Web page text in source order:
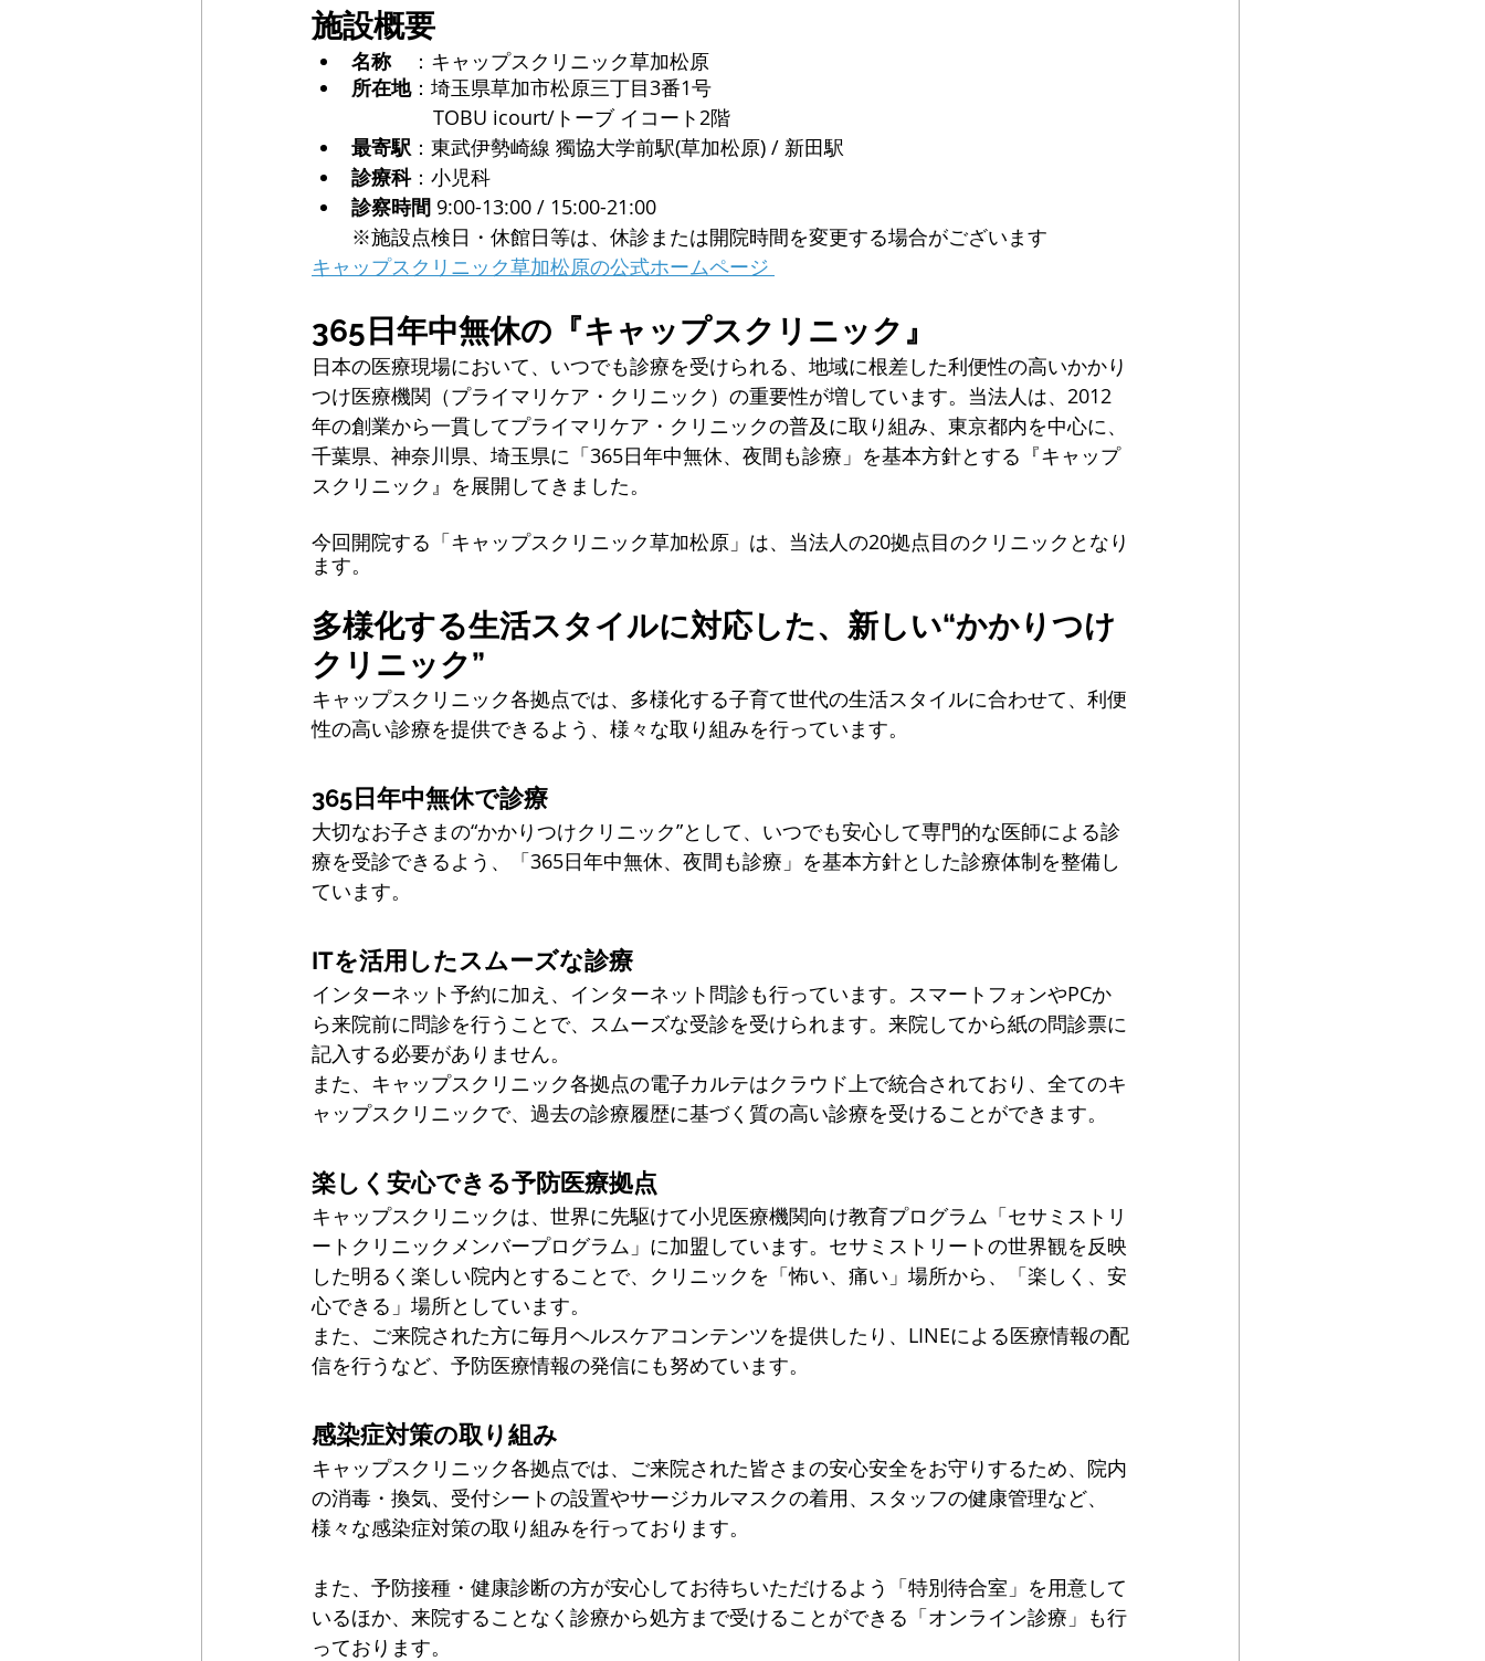
施設概要
名称 ：キャップスクリニック草加松原
所在地：埼玉県草加市松原三丁目3番1号
TOBU icourt/トーブ イコート2階
最寄駅 ：東武伊勢崎線 獨協大学前駅(草加松原) / 新田駅
診療科：小児科
診察時間 9:00-13:00 / 15:00-21:00
※施設点検日・休館日等は、休診または開院時間を変更する場合がございます
キャップスクリニック草加松原の公式ホームページ
365日年中無休の『キャップスクリニック』
日本の医療現場において、いつでも診療を受けられる、地域に根差した利便性の高いかかり
つけ医療機関（プライマリケア・クリニック）の重要性が増しています。当法人は、2012
年の創業から一貫してプライマリケア・クリニックの普及に取り組み、東京都内を中心に、
千葉県、神奈川県、埼玉県に「365日年中無休、夜間も診療」を基本方針とする『キャップ
スクリニック』を展開してきました。
今回開院する「キャップスクリニック草加松原」は、当法人の20拠点目のクリニックとなり
ます。
多様化する生活スタイルに対応した、新しい“かかりつけ
クリニック”
キャップスクリニック各拠点では、多様化する子育て世代の生活スタイルに合わせて、利便
性の高い診療を提供できるよう、様々な取り組みを行っています。
365日年中無休で診療
大切なお子さまの“かかりつけクリニック”として、いつでも安心して専門的な医師による診
療を受診できるよう、「365日年中無休、夜間も診療」を基本方針とした診療体制を整備し
ています。
ITを活用したスムーズな診療
インターネット予約に加え、インターネット問診も行っています。スマートフォンやPCか
ら来院前に問診を行うことで、スムーズな受診を受けられます。来院してから紙の問診票に
記入する必要がありません。
また、キャップスクリニック各拠点の電子カルテはクラウド上で統合されており、全てのキ
ャップスクリニックで、過去の診療履歴に基づく質の高い診療を受けることができます。
楽しく安心できる予防医療拠点
キャップスクリニックは、世界に先駆けて小児医療機関向け教育プログラム「セサミストリ
ートクリニックメンバープログラム」に加盟しています。セサミストリートの世界観を反映
した明るく楽しい院内とすることで、クリニックを「怖い、痛い」場所から、「楽しく、安
心できる」場所としています。
また、ご来院された方に毎月ヘルスケアコンテンツを提供したり、LINEによる医療情報の配
信を行うなど、予防医療情報の発信にも努めています。
感染症対策の取り組み
キャップスクリニック各拠点では、ご来院された皆さまの安心安全をお守りするため、院内
の消毒・換気、受付シートの設置やサージカルマスクの着用、スタッフの健康管理など、
様々な感染症対策の取り組みを行っております。
また、予防接種・健康診断の方が安心してお待ちいただけるよう「特別待合室」を用意して
いるほか、来院することなく診療から処方まで受けることができる「オンライン診療」も行
っております。